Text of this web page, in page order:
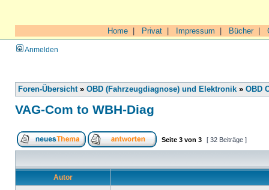
Home Privat Impressum Bücher|
Anmelden
Foren-Übersicht» OBD (Fahrzeugdiagnose) und Elektronik » OBD
VAG-Com to WBH-Diag
Seite 3 von 3 [ 32 Beiträge ]
Autor